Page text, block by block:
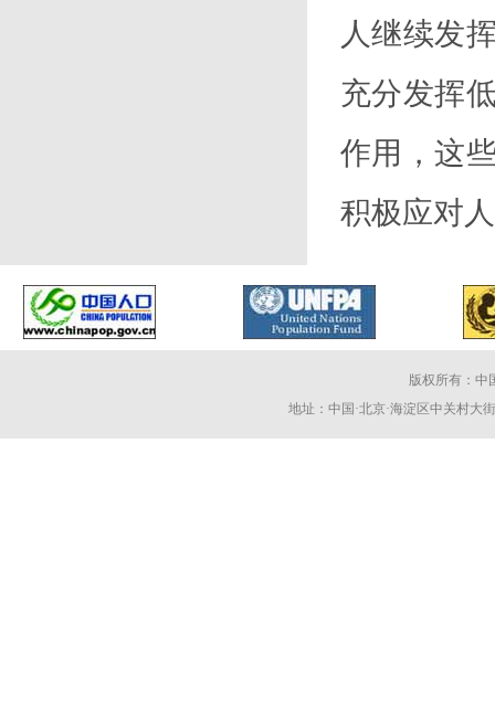
人继续发
充分发挥
作用，这
积极应对
版权所有：中
地址：中国·北京·海淀区中关村大